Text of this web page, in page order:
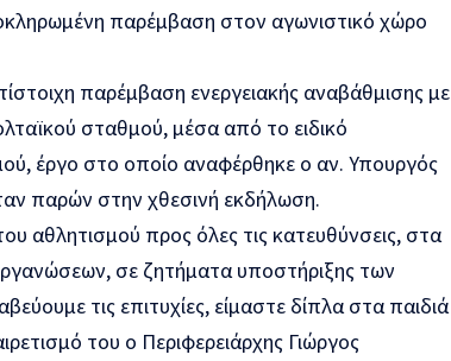
παρέμβαση στον αγωνιστικό χώρο
παρέμβαση ενεργειακής αναβάθμισης με
σταθμού, μέσα από το ειδικό
έργο στο οποίο αναφέρθηκε ο αν. Υπουργός
παρών στην χθεσινή εκδήλωση.
αθλητισμού προς όλες τις κατευθύνσεις, στα
σε ζητήματα υποστήριξης των
τις επιτυχίες, είμαστε δίπλα στα παιδιά
του ο Περιφερειάρχης Γιώργος